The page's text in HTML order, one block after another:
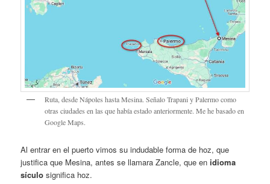
Ruta, desde Nápoles hasta Mesina. Señalo Trapani y Palermo como
otras ciudades en las que había estado anteriormente. Me he basado en
Google Maps.
Al entrar en el puerto vimos su indudable forma de hoz, que
justifica que Mesina, antes se llamara Zancle, que en idioma
sículo significa hoz.